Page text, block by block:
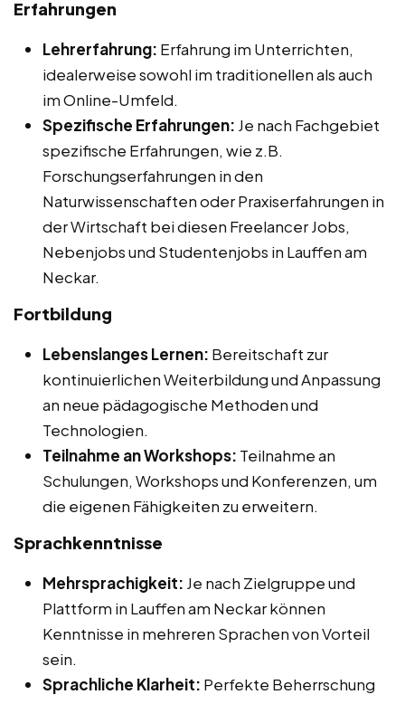
Erfahrungen
Lehrerfahrung: Erfahrung im Unterrichten,
idealerweise sowohl im traditionellen als auch
im Online-Umfeld.
Spezifische Erfahrungen: Je nach Fachgebiet
spezifische Erfahrungen, wie z.B.
Forschungserfahrungen in den
Naturwissenschaften oder Praxiserfahrungen in
der Wirtschaft bei diesen Freelancer Jobs,
Nebenjobs und Studentenjobs in Lauffen am
Neckar.
Fortbildung
Lebenslanges Lernen: Bereitschaft zur
kontinuierlichen Weiterbildung und Anpassung
an neue pädagogische Methoden und
Technologien.
Teilnahme an Workshops: Teilnahme an
Schulungen, Workshops und Konferenzen, um
die eigenen Fähigkeiten zu erweitern.
Sprachkenntnisse
Mehrsprachigkeit: Je nach Zielgruppe und
Plattform in Lauffen am Neckar können
Kenntnisse in mehreren Sprachen von Vorteil
sein.
Sprachliche Klarheit: Perfekte Beherrschung